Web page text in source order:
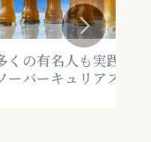
くの有名人も実践し
ーバーキュリアスと